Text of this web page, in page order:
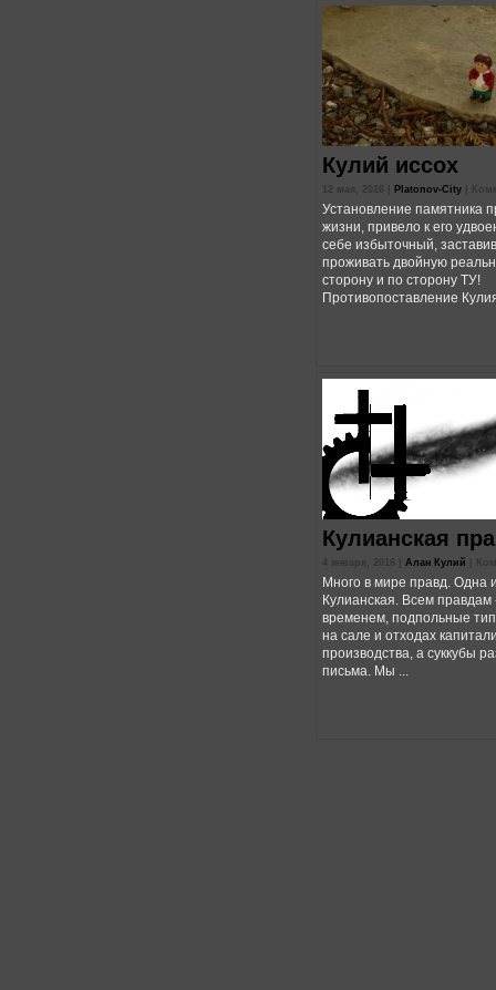
Кулий иссох
12 мая, 2016 | Platonov-City
Установление памятника
жизни, привело к его
себе избыточный,
проживать двойную
сторону и по сторону ТУ!
Противопоставление
Кулианская
Алан Кулий
Много в мире правд. Одна
Кулианская. Всем правдам
временем, подпольные
на сале и отходах
производства, а суккубы
письма. Мы ...